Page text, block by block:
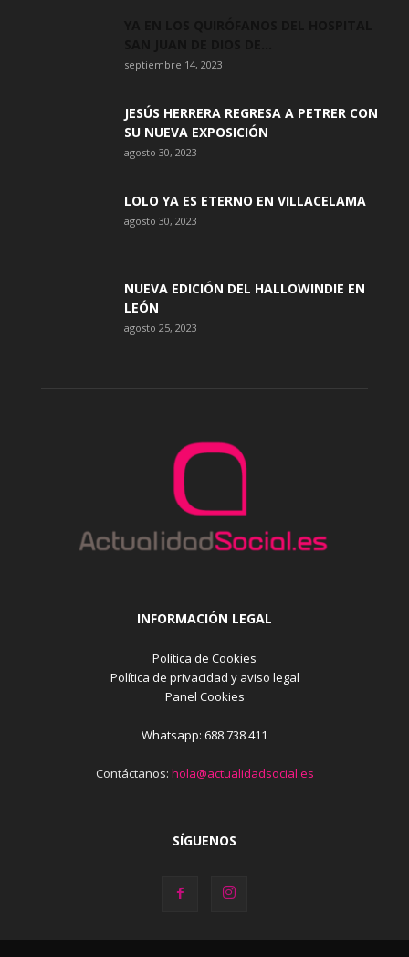
septiembre 14, 2023
JESÚS HERRERA REGRESA A PETRER CON
SU NUEVA EXPOSICIÓN
agosto 30, 2023
LOLO YA ES ETERNO EN VILLACELAMA
agosto 30, 2023
NUEVA EDICIÓN DEL HALLOWINDIE EN
LEÓN
agosto 25, 2023
INFORMACIÓN LEGAL
Política de Cookies
Política de privacidad y aviso legal
Panel Cookies
Whatsapp: 688 738 411
Contáctanos: hola@actualidadsocial.es
SÍGUENOS